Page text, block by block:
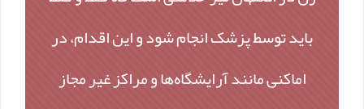
باید توسط پزشک انجام شود و این اقدام، در
اماکنی مانند آرایشگاه‌ها و مراکز غیر مجاز